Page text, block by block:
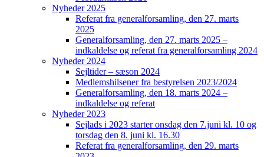
Nyheder 2025
Referat fra generalforsamling, den 27. marts
2025
Generalforsamling, den 27. marts 2025 –
indkaldelse og referat fra generalforsamling 2024
Nyheder 2024
Sejltider – sæson 2024
Medlemshilsener fra bestyrelsen 2023/2024
Generalforsamling, den 18. marts 2024 –
indkaldelse og referat
Nyheder 2023
Sejlads i 2023 starter onsdag den 7.juni kl. 10 og
torsdag den 8. juni kl. 16.30
Referat fra generalforsamling, den 29. marts